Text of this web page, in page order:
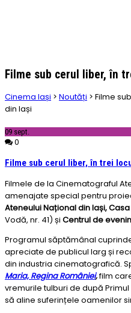
Filme sub cerul liber, în
Cinema Iași > Noutăți > Filme
din Iași
09 sept.
0
Filme sub cerul liber, în trei
Filmele de la Cinematograful
amenajate special pentru
Ateneului Național din Iași,
Vodă, nr. 41) și Centrul de
Programul săptămânal
apreciate de publicul larg și
din industria cinematografică.
Maria, Regina României,film
vremurile tulburi de după
să aline suferințele oamenilor